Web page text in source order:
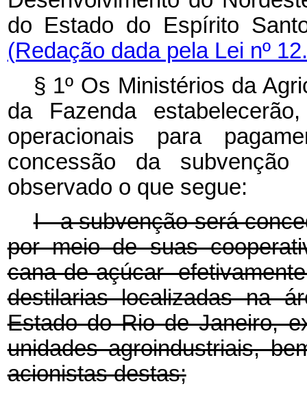
do Estado do Espírito
(Redação dada pela Lei nº
§ 1º Os Ministérios da
da Fazenda
operacionais para
concessão da
observado o que segue:
I - a subvenção será
por meio de suas
cana-de-açúcar
destilarias localizadas na
Estado do Rio de Janeiro,
unidades agroindustriais,
acionistas destas;